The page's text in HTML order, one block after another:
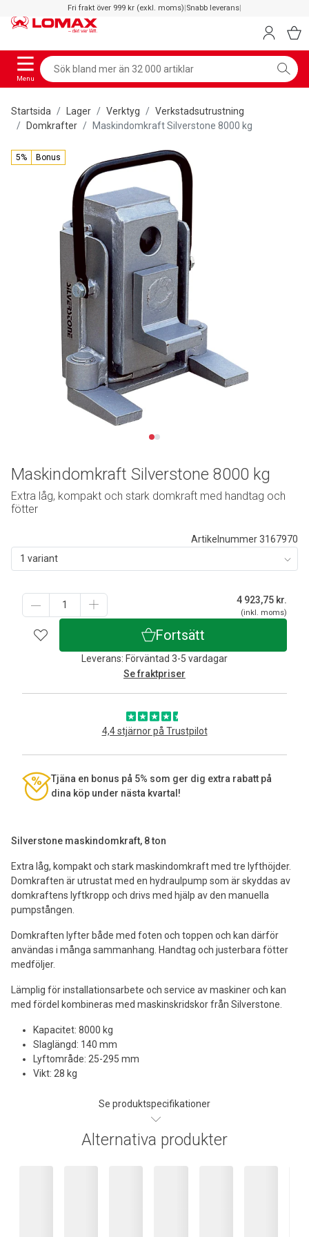
Fri frakt över 999 kr (exkl. moms)|Snabb leverans|
Menu
Startsida Lager Verktyg
Verkstadsutrustning
Domkrafter
Maskindomkraft Silverstone 8000 kg
5% Bonus
Silverstone maskindomkraft, 8 ton
Extra låg, kompakt och stark maskindomkraft med tre lyfthöjder.
Domkraften är utrustat med en hydraulpump som är skyddas av
domkraftens lyftkropp och drivs med hjälp av den manuella
pumpstången.
Domkraften lyfter både med foten och toppen och kan därför
användas i många sammanhang. Handtag och justerbara fötter
medföljer.
Lämplig för installationsarbete och service av maskiner och kan
med fördel kombineras med maskinskridskor från Silverstone.
Kapacitet: 8000 kg
Slaglängd: 140 mm
Lyftområde: 25-295 mm
Vikt: 28 kg
Se produktspecifikationer
Artikelnummer 3167970
1 variant
4 923,75 kr.
(inkl. moms)
Fortsätt
Leverans: Förväntad 3-5 vardagar
Se fraktpriser
4,4 stjärnor på Trustpilot
Tjäna en bonus på 5% som ger dig extra rabatt på
dina köp under nästa kvartal!
Maskindomkraft Silverstone 8000 kg
Extra låg, kompakt och stark domkraft med handtag och
fötter
Alternativa produkter